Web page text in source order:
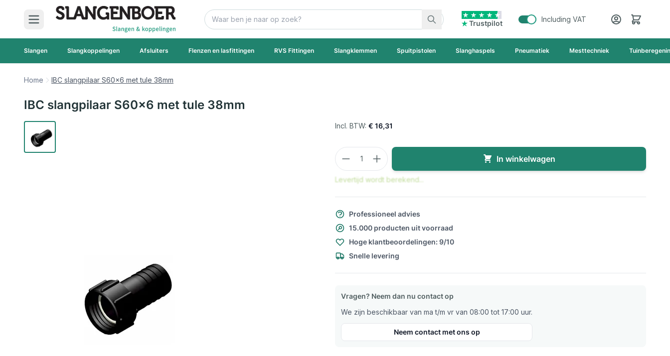
Ga naar de inhoud
Zoek
Trustpilot
Including VAT Cart
Slangen Slangkoppelingen Afsluiters Flenzen en lasfittingen RVS Fittingen Slangklemmen Spuitpistolen Slanghaspels Pneumatiek Mesttechniek
Home IBC slangpilaar S60x6 met tule 38mm
IBC slangpilaar S60x6 met tule 38mm
€ 16,31
Aantal
In winkelwagen
Levertijd wordt berekend...
Professioneel advies
15.000 producten uit voorraad
Hoge klantbeoordelingen: 9/10
Snelle levering
Vragen? Neem dan nu contact op
We zijn beschikbaar van ma t/m vr van 08:00 tot 17:00 uur.
Neem contact met ons op